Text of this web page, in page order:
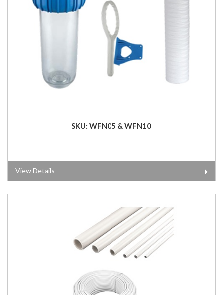
SKU: WFN05 & WFN10
View Details